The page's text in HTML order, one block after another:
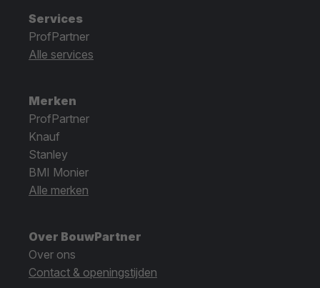
Services
ProfPartner
Alle services
Merken
ProfPartner
Knauf
Stanley
BMI Monier
Alle merken
Over BouwPartner
Over ons
Contact & openingstijden